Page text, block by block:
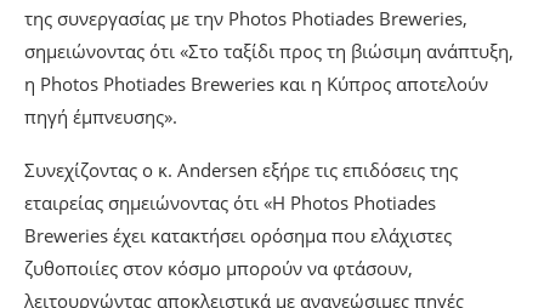
της συνεργασίας με την Photos Photiades Breweries,
σημειώνοντας ότι «Στο ταξίδι προς τη βιώσιμη ανάπτυξη,
η Photos Photiades Breweries και η Κύπρος αποτελούν
πηγή έμπνευσης».
Συνεχίζοντας ο κ. Andersen εξήρε τις επιδόσεις της
εταιρείας σημειώνοντας ότι «Η Photos Photiades
Breweries έχει κατακτήσει ορόσημα που ελάχιστες
ζυθοποιίες στον κόσμο μπορούν να φτάσουν,
λειτουργώντας αποκλειστικά με ανανεώσιμες πηγές